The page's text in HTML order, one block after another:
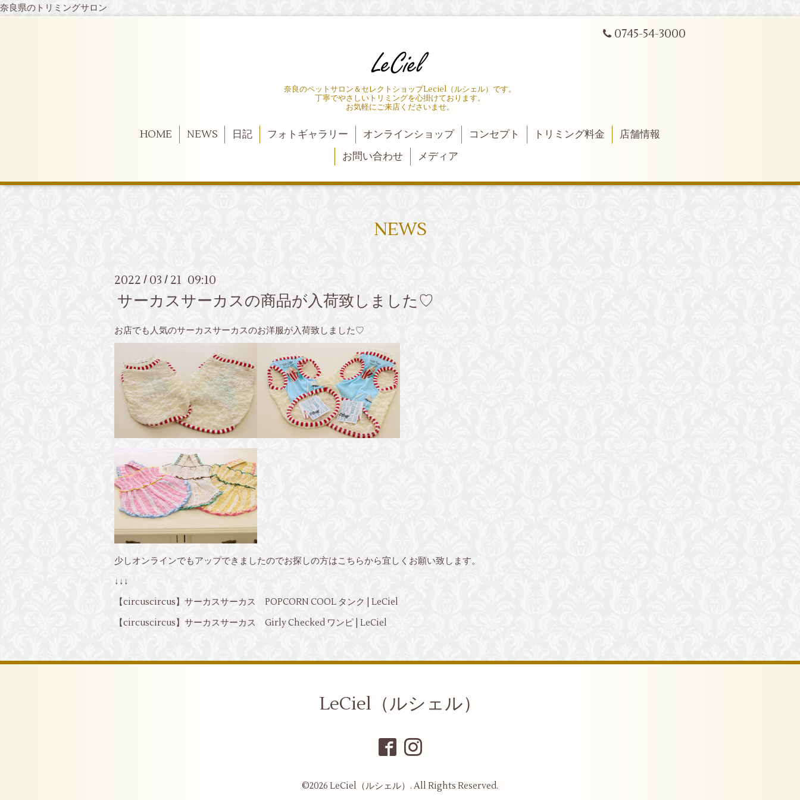
奈良県のトリミングサロン
0745-54-3000
奈良のペットサロン＆セレクトショップLeciel（ルシェル）です。
丁寧でやさしいトリミングを心掛けております。
お気軽にご来店くださいませ。
HOME NEWS 日記 フォトギャラリー オンラインショップ コンセプト トリミング料金
店舗情報
お問い合わせ
メディア
NEWS
2022 / 03 / 21 09:10
サーカスサーカスの商品が入荷致しました♡
お店でも人気のサーカスサーカスのお洋服が入荷致しました♡
少しオンラインでもアップできましたのでお探しの方はこちらから宜しくお願い致します。
↓↓↓
【circuscircus】サーカスサーカス POPCORN COOL タンク | LeCiel
【circuscircus】サーカスサーカス Girly Checked ワンピ | LeCiel
LeCiel（ルシェル）
©2026 LeCiel（ルシェル） . All Rights Reserved.